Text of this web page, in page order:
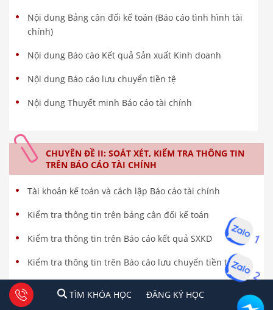
Nội dung Bảng cân đối kế toán (Báo cáo tình hình tài
chính)
Nội dung Báo cáo Kết quả Sản xuất Kinh doanh
Nội dung Báo cáo lưu chuyển tiền tệ
Nội dung Thuyết minh Báo cáo tài chính
CHUYÊN ĐỀ II: SOÁT XÉT, KIỂM TRA THÔNG TIN
TRÊN BÁO CÁO TÀI CHÍNH
Tài khoản kế toán và cách lập Báo cáo tài chính
Kiểm tra thông tin trên bảng cân đối kế toán
Kiểm tra thông tin trên Báo cáo kết quả SXKD
Kiểm tra thông tin trên Báo cáo lưu chuyển tiền tệ
Kiểm tra thông tin trên Thuyết minh BCTC DN
TÌM KHÓA HỌC ĐĂNG KÍ HỌC
1 2 Tư vấn facebook
TÌM KHÓA HỌC ĐĂNG KÝ HỌC